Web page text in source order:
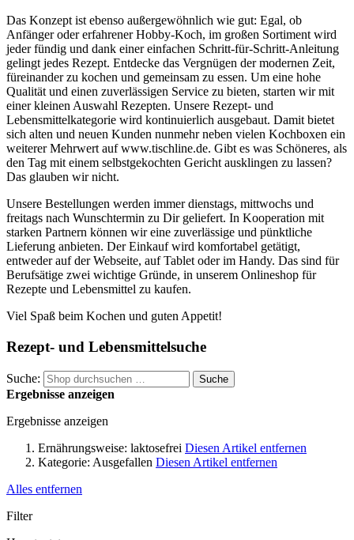
Das Konzept ist ebenso außergewöhnlich wie gut: Egal, ob
Anfänger oder erfahrener Hobby-Koch, im großen Sortiment wird
jeder fündig und dank einer einfachen Schritt-für-Schritt-Anleitung
gelingt jedes Rezept. Entdecke das Vergnügen der modernen Zeit,
füreinander zu kochen und gemeinsam zu essen. Um eine hohe
Qualität und einen zuverlässigen Service zu bieten, starten wir mit
einer kleinen Auswahl Rezepten. Unsere Rezept- und
Lebensmittelkategorie wird kontinuierlich ausgebaut. Damit bietet
sich alten und neuen Kunden nunmehr neben vielen Kochboxen ein
weiterer Mehrwert auf www.tischline.de. Gibt es was Schöneres, als
den Tag mit einem selbstgekochten Gericht ausklingen zu lassen?
Das glauben wir nicht.
Unsere Bestellungen werden immer dienstags, mittwochs und
freitags nach Wunschtermin zu Dir geliefert. In Kooperation mit
starken Partnern können wir eine zuverlässige und pünktliche
Lieferung anbieten. Der Einkauf wird komfortabel getätigt,
entweder auf der Webseite, auf Tablet oder im Handy. Das sind für
Berufsätige zwei wichtige Gründe, in unserem Onlineshop für
Rezepte und Lebensmittel zu kaufen.
Viel Spaß beim Kochen und guten Appetit!
Rezept- und Lebensmittelsuche
Suche: Suche
Ergebnisse anzeigen
Ergebnisse anzeigen
Ernährungsweise: laktosefrei Diesen Artikel entfernen
Kategorie: Ausgefallen Diesen Artikel entfernen
Alles entfernen
Filter